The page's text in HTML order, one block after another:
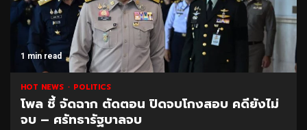
1 min read
HOT NEWS POLITICS
โพล ชี้ จัดฉาก ตัดตอน ปิดจบโกงสอบ คดียังไม่
จบ – ศรัทธารัฐบาลจบ